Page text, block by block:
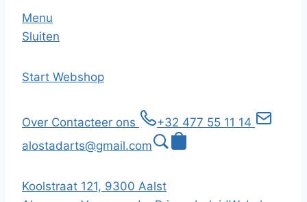
Menu
Sluiten
Start Webshop
Over Contacteer ons
+32 477 55 11 14
alostadarts@gmail.com
Koolstraat 121, 9300 Aalst